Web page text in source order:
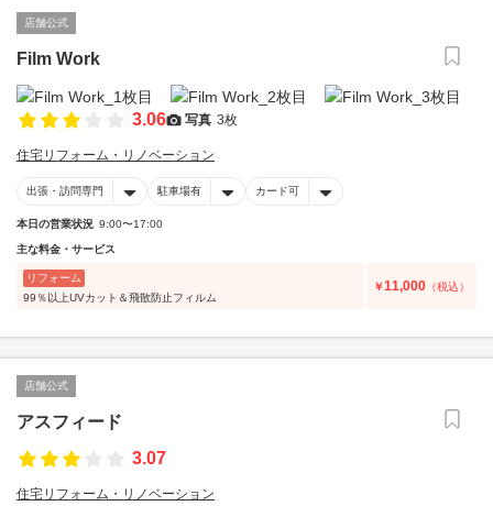
店舗公式
Film Work
3.06 写真 3枚
住宅リフォーム・リノベーション
出張・訪問専門 駐車場有 カード可
本日の営業状況 9:00〜17:00
主な料金・サービス
リフォーム
99％以上UVカット＆飛散防止フィルム
￥11,000 （税込）
店舗公式
アスフィード
3.07
住宅リフォーム・リノベーション